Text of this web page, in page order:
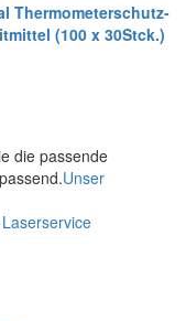
Thermometerschutz-
(100 x 30Stck.)
die passende
Unser